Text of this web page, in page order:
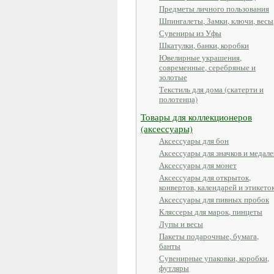
Предметы личного пользования
Шпингалеты, Замки, ключи,
Сувениры из Уфы
Шкатулки, банки, коробки
Ювелирные украшения,
современные, серебряные и
золотые
Текстиль для дома (скатерти и
полотенца)
Товары для коллекционеров
(аксессуары)
Аксессуары для бон
Аксессуары для значков и
Аксессуары для монет
Аксессуары для открыток,
конвертов, календарей и
Аксессуары для пивных пробок
Кляссеры для марок, пинцеты
Лупы и весы
Пакеты подарочные, бумага,
банты
Сувенирные упаковки, коробки,
футляры